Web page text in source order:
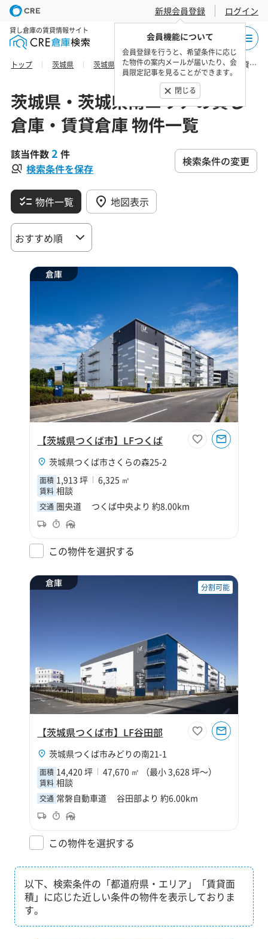
新規会員登録
会員機能について
会員登録を行うと、希望条件に応じ
た物件の案内メールが届いたり、会
員限定記事を見ることができます。
閉じる
ログイン
貸し倉庫の賃貸情報サイト
トップ 茨城県 茨城県南エリア つくば市の貸し倉庫・賃貸倉庫 物件一覧
茨城県・茨城県南エリアの貸し
倉庫・賃貸倉庫 物件一覧
該当件数2 件
検索条件を保存
検索条件の変更
物件一覧 地図表示
倉庫
【茨城県つくば市】LFつくば
茨城県つくば市さくらの森25-2
面積 1,913 坪 6,325 ㎡
賃料 相談
交通 圏央道 つくば中央より 約8.00km
この物件を選択する
倉庫 分割可能
【茨城県つくば市】LF谷田部
茨城県つくば市みどりの南21-1
面積 14,420 坪 47,670 ㎡ （最小 3,628 坪～）
賃料 相談
交通 常磐自動車道 谷田部より 約6.00km
この物件を選択する
以下、検索条件の「都道府県・エリア」「賃貸面
積」に応じた近しい条件の物件を表示しておりま
す。